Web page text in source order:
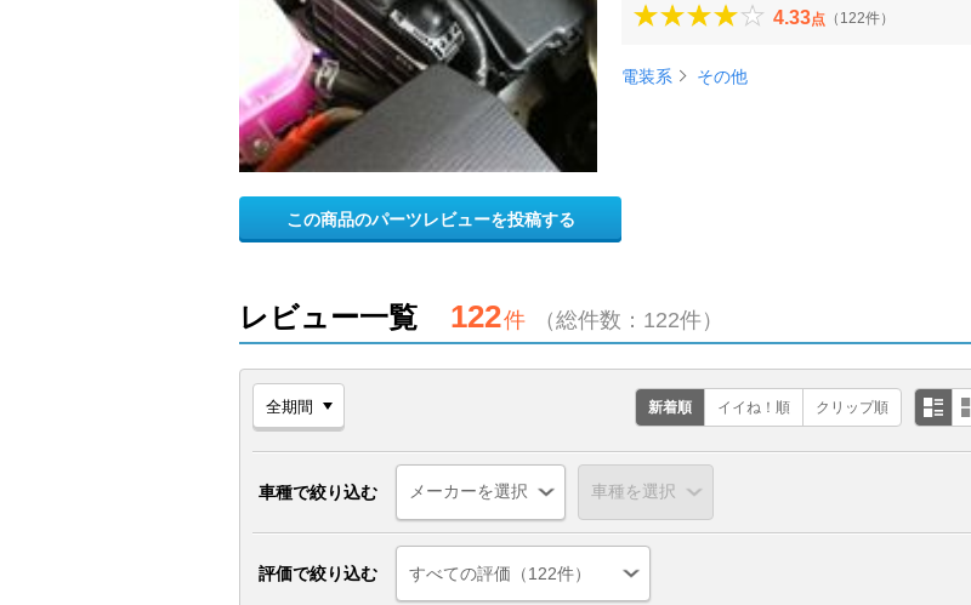
4.33点 （122件）
電装系 その他
この商品のパーツレビューを投稿する
レビュー一覧 122件 （総件数：122件）
新着順 イイね！順 クリップ順
車種で絞り込む
評価で絞り込む すべての評価（122件）